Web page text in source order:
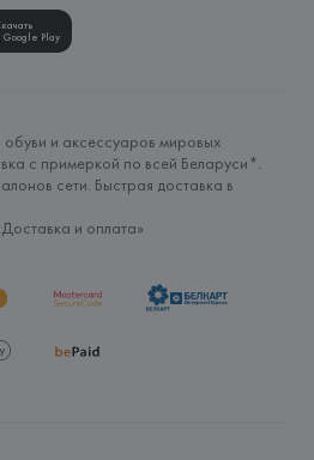
Google Play
и аксессуаров мировых
с примеркой по всей Беларуси*.
сети. Быстрая доставка в
Доставка и оплата»